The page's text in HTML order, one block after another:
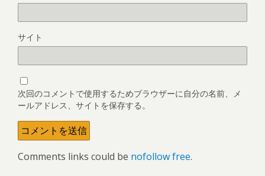
サイト
次回のコメントで使用するためブラウザーに自分の名前、メ
ールアドレス、サイトを保存する。
Comments links could be nofollow free.